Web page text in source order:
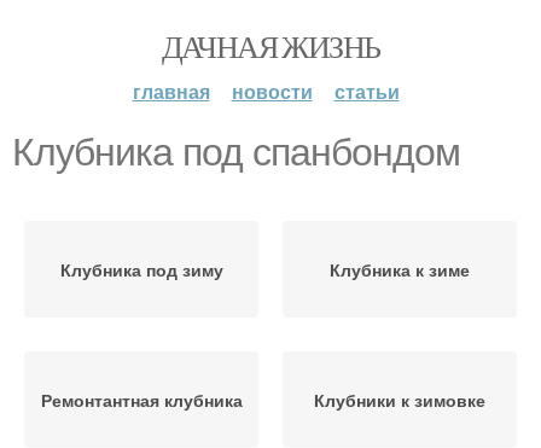
ДАЧНАЯ ЖИЗНЬ
главная новости статьи
Клубника под спанбондом
Клубника под зиму Клубника к зиме
Ремонтантная клубника Клубники к зимовке